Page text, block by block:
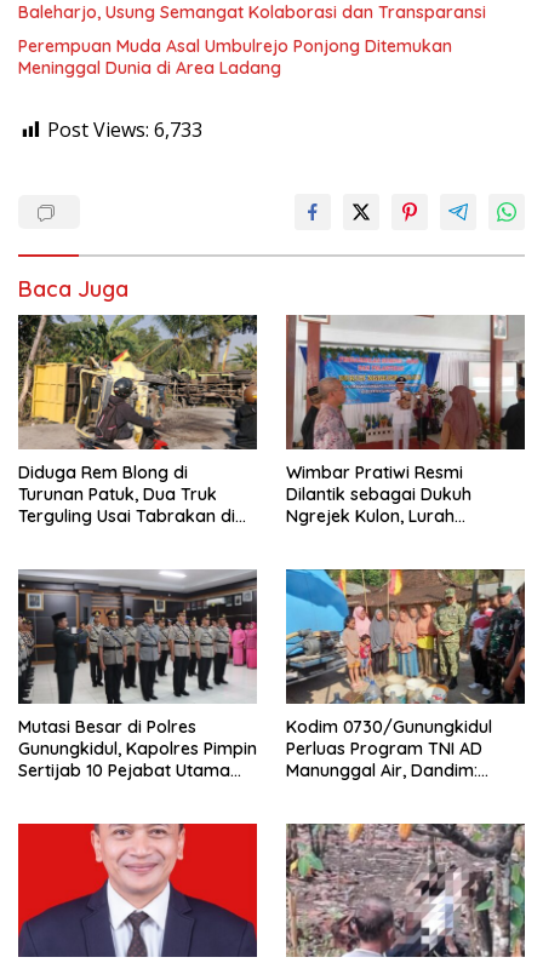
Baleharjo, Usung Semangat Kolaborasi dan Transparansi
Perempuan Muda Asal Umbulrejo Ponjong Ditemukan
Meninggal Dunia di Area Ladang
Post Views: 6,733
Baca Juga
Diduga Rem Blong di
Turunan Patuk, Dua Truk
Terguling Usai Tabrakan di
Wimbar Pratiwi Resmi
Dilantik sebagai Dukuh
Ngrejek Kulon, Lurah
Warga
Mutasi Besar di Polres
Gunungkidul, Kapolres Pimpin
Sertijab 10 Pejabat Utama
Kodim 0730/Gunungkidul
Perluas Program TNI AD
Manunggal Air, Dandim: